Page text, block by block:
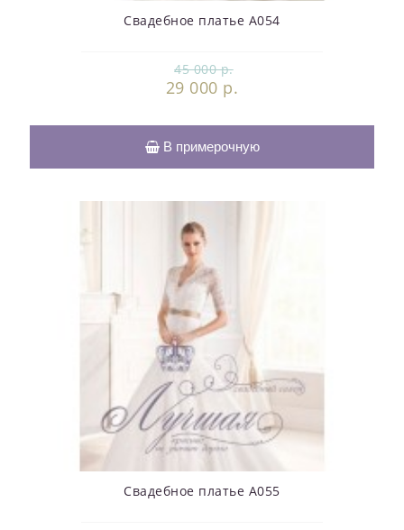
Свадебное платье А054
45 000 р.
29 000 р.
В примерочную
Свадебное платье А055